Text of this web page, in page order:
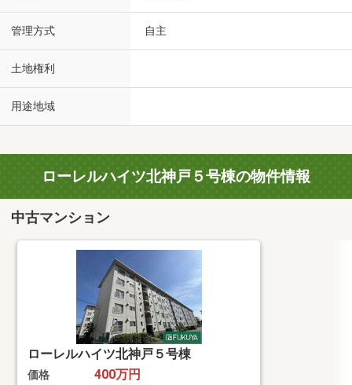
管理方式 自主
土地権利
用途地域
ローレルハイツ北神戸５号棟の物件情報
中古マンション
ローレルハイツ北神戸５号棟
価格 400万円